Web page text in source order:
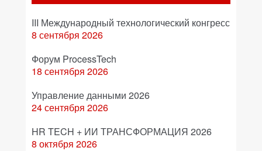
III Международный технологический конгресс
8 сентября 2026
Форум ProcessTech
18 сентября 2026
Управление данными 2026
24 сентября 2026
HR TECH + ИИ ТРАНСФОРМАЦИЯ 2026
8 октября 2026